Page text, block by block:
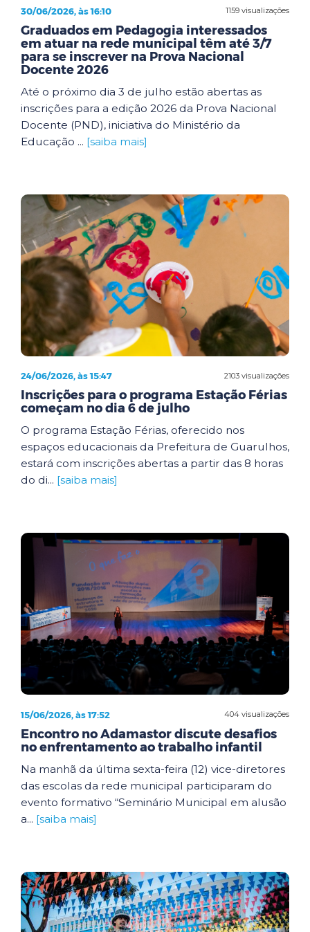
1159 visualizações
30/06/2026, às 16:10
Graduados em Pedagogia interessados
em atuar na rede municipal têm até 3/7
para se inscrever na Prova Nacional
Docente 2026
Até o próximo dia 3 de julho estão abertas as
inscrições para a edição 2026 da Prova Nacional
Docente (PND), iniciativa do Ministério da
Educação ... [saiba mais]
2103 visualizações
24/06/2026, às 15:47
Inscrições para o programa Estação Férias
começam no dia 6 de julho
O programa Estação Férias, oferecido nos
espaços educacionais da Prefeitura de Guarulhos,
estará com inscrições abertas a partir das 8 horas
do di... [saiba mais]
404 visualizações
15/06/2026, às 17:52
Encontro no Adamastor discute desafios
no enfrentamento ao trabalho infantil
Na manhã da última sexta-feira (12) vice-diretores
das escolas da rede municipal participaram do
evento formativo “Seminário Municipal em alusão
a... [saiba mais]